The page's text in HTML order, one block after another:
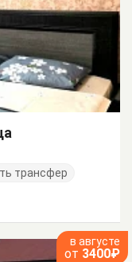
трансфер
в августе
от 3400₽